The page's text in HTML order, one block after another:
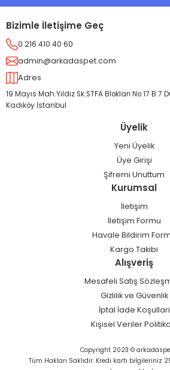
Bizimle İletişime Geç
0 216 410 40 60
admin@arkadaspet.com
Adres
19 Mayıs Mah.Yıldız Sk.STFA Blokları No:17 B:7
Kadıköy İstanbul
Üyelik
Yeni Üyelik
Üye Girişi
Şifremi Unuttum
Kurumsal
İletişim
İletişim Formu
Havale Bildirim
Kargo Takibi
Alışveriş
Mesafeli Satış
Gizlilik ve Güvenlik
İptal İade Koşullari
Kişisel Veriler
Copyright 2023 ©
Tüm Hakları Saklıdır. Kredi kartı bilgileriniz